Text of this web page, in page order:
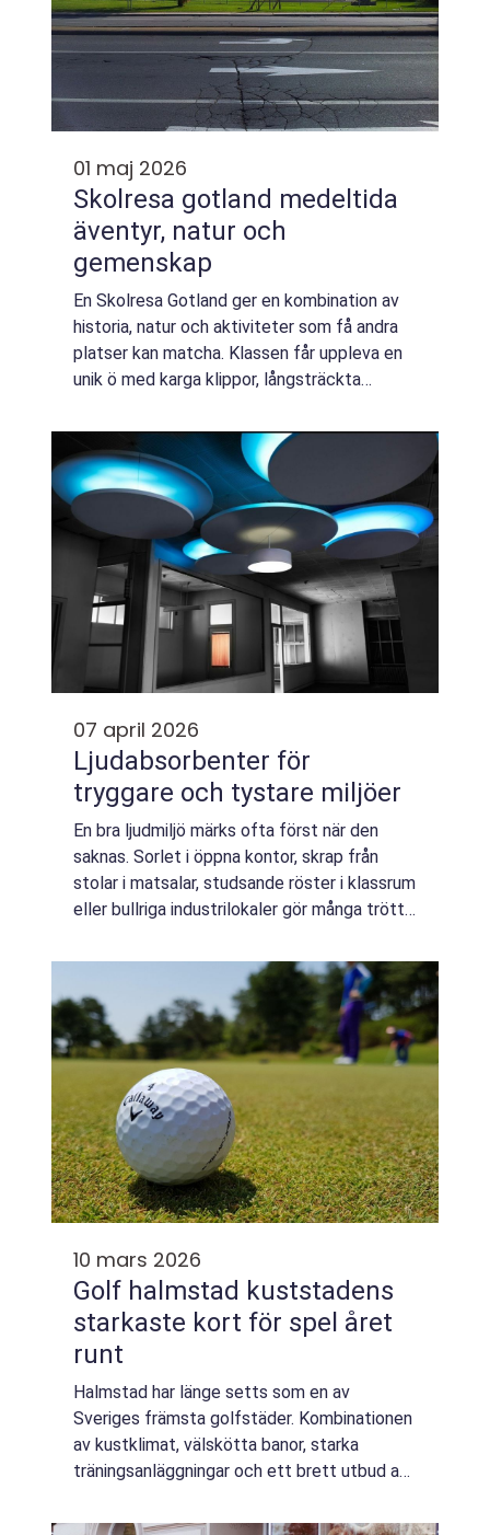
01 maj 2026
Skolresa gotland medeltida
äventyr, natur och
gemenskap
En Skolresa Gotland ger en kombination av
historia, natur och aktiviteter som få andra
platser kan matcha. Klassen får uppleva en
unik ö med karga klippor, långsträckta
stadskärna som känns som en historiebok.
Samti...
07 april 2026
Ljudabsorbenter för
tryggare och tystare miljöer
En bra ljudmiljö märks ofta först när den
saknas. Sorlet i öppna kontor, skrap från
stolar i matsalar, studsande röster i klassrum
eller bullriga industrilokaler gör många trötta
avgörande roll. De minskar...
10 mars 2026
Golf halmstad kuststadens
starkaste kort för spel året
runt
Halmstad har länge setts som en av
Sveriges främsta golfstäder. Kombinationen
av kustklimat, välskötta banor, starka
träningsanläggningar och ett brett utbud av
både vardagsspelare och elit. För den som